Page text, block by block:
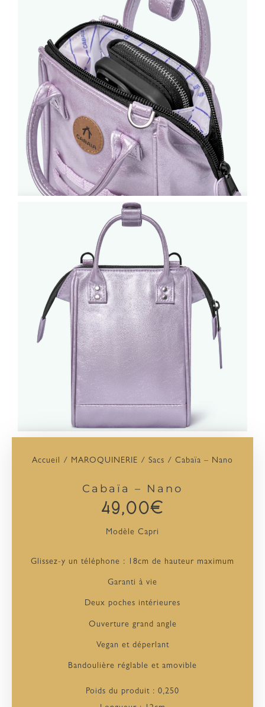
Accueil / MAROQUINERIE / Sacs / Cabaïa – Nano
Cabaïa – Nano
49,00€
Modèle Capri
Glissez-y un téléphone : 18cm de hauteur maximum
Garanti à vie
Deux poches intérieures
Ouverture grand angle
Vegan et déperlant
Bandoulière réglable et amovible
Poids du produit : 0,250